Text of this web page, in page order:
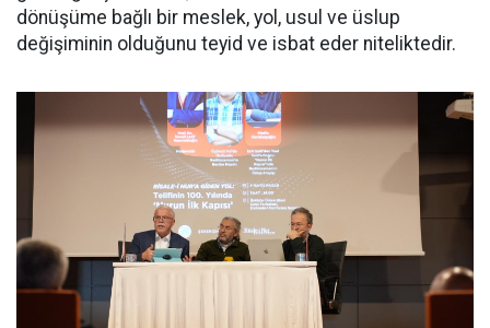
dönüşüme bağlı bir meslek, yol, usul ve üslup
değişiminin olduğunu teyid ve isbat eder niteliktedir.